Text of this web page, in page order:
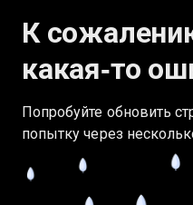
К
какая‑то
Попробуйте обновить
попытку через